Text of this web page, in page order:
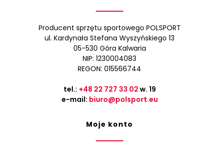
Producent sprzętu sportowego POLSPORT
ul. Kardynała Stefana Wyszyńskiego 13
05-530 Góra Kalwaria
NIP: 1230004083
REGON: 015566744
tel.: +48 22 727 33 02 w. 19
e-mail: biuro@polsport.eu
Moje konto